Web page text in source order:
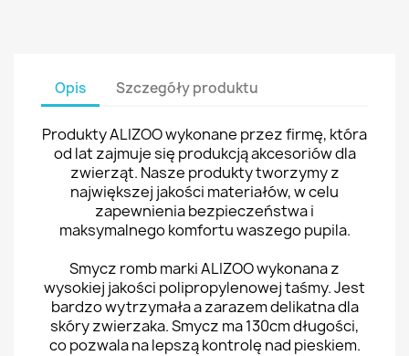
Opis Szczegóły produktu
Produkty ALIZOO wykonane przez firmę, która
od lat zajmuje się produkcją akcesoriów dla
zwierząt. Nasze produkty tworzymy z
największej jakości materiałów, w celu
zapewnienia bezpieczeństwa i
maksymalnego komfortu waszego pupila.
Smycz romb marki ALIZOO wykonana z
wysokiej jakości polipropylenowej taśmy. Jest
bardzo wytrzymała a zarazem delikatna dla
skóry zwierzaka. Smycz ma 130cm długości,
co pozwala na lepszą kontrolę nad pieskiem.